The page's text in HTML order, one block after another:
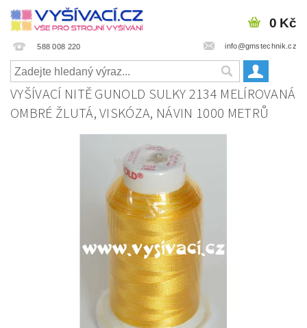
588 008 220 info@gmstechnik.cz
0 Kč
VYŠÍVACÍ NITĚ GUNOLD SULKY 2134 MELÍROVANÁ
OMBRÉ ŽLUTÁ, VISKÓZA, NÁVIN 1000 METRŮ